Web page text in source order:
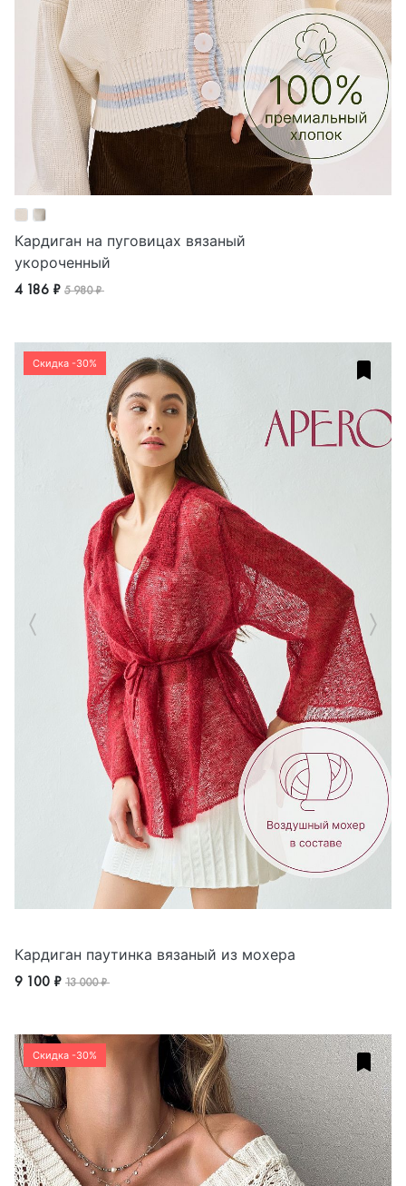
Кардиган на пуговицах вязаный
укороченный
4 186 ₽ 5 980 ₽
Скидка -30%
Кардиган паутинка вязаный из мохера
9 100 ₽ 13 000 ₽
Скидка -30%